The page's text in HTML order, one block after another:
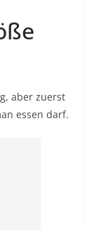
aber zuerst
essen darf.